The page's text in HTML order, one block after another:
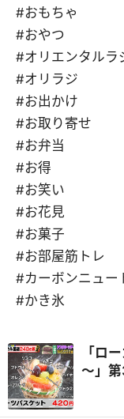
#おもちゃ
#おやつ
#オリエンタルラ
#オリラジ
#お出かけ
#お取り寄せ
#お弁当
#お得
#お笑い
#お花見
#お菓子
#お部屋筋トレ
#カーボンニュー
#かき氷
「ロ
～」
まり
焼き